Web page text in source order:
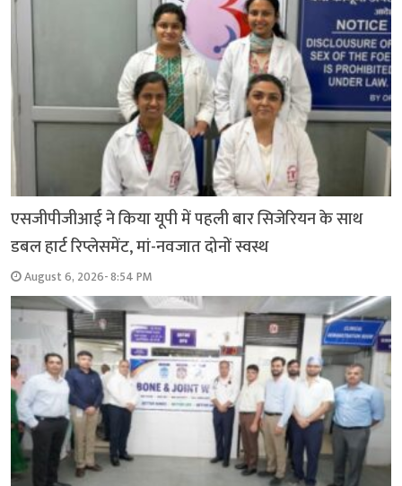
एसजीपीजीआई ने किया यूपी में पहली बार सिजेरियन के साथ
डबल हार्ट रिप्लेसमेंट, मां-नवजात दोनों स्वस्थ
August 6, 2026- 8:54 PM